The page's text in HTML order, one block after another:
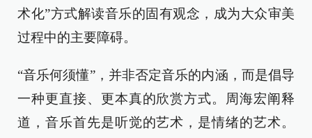
术化”方式解读音乐的固有观念，成为大众审美
过程中的主要障碍。
“音乐何须懂”，并非否定音乐的内涵，而是倡导
一种更直接、更本真的欣赏方式。周海宏阐释
道，音乐首先是听觉的艺术，是情绪的艺术。